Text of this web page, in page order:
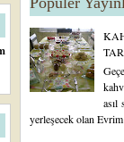
asıl
yerleşecek olan